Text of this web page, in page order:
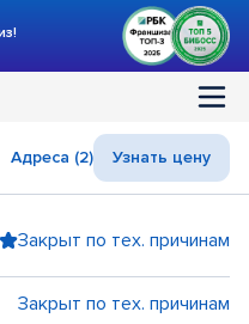
Адреса (2) Узнать цену
Закрыт по тех. причинам
Закрыт по тех. причинам